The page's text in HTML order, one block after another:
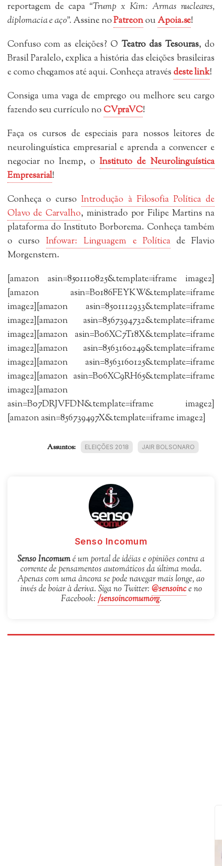
reportagem de capa “Trump x Kim: Armas nucleares,
diplomacia e aço”.Assine noPatreonouApoia.se!
Confuso com as eleições? O Teatro das Tesouras, do
Brasil Paralelo, explica a história das eleições brasileiras
e como chegamos até aqui. Conheça atravésdeste link!
Consiga uma vaga de emprego ou melhore seu cargo
fazendo seu currículo noCVpraVC!
Faça os cursos de especiais para nossos leitores de
neurolinguística empresarial e aprenda a convencer e
negociar no Inemp, o Instituto de Neurolinguística
Empresarial!
Conheça o curso Introdução à Filosofia Política de
Olavo de Carvalho, ministrado por Filipe Martins na
plataforma do Instituto Borborema. Conheça também
o curso Infowar: Linguagem e Políticade Flavio
Morgenstern.
[amazon asin=8501110825&template=iframe image2]
[amazon asin=B0186FEYKW&template=iframe
image2][amazon asin=8501112933&template=iframe
image2][amazon asin=8567394732&template=iframe
image2][amazon asin=B06XC7T18X&template=iframe
image2][amazon asin=8563160249&template=iframe
image2][amazon asin=8563160125&template=iframe
image2][amazon asin=B06XC9RH65&template=iframe
image2][amazon
asin=B07DRJVFDN&template=iframe image2]
[amazon asin=856739497X&template=iframe image2]
Assuntos: ELEIÇÕES 2018 JAIR BOLSONARO
Senso Incomum
Senso Incomumé um portal de idéias e opiniões contra a
corrente de pensamentos automáticos da última moda.
Apenas com uma âncora se pode navegar mais longe, ao
invés de boiar à deriva. Siga no Twitter: @sensoince no
Facebook: /sensoincomumorg.